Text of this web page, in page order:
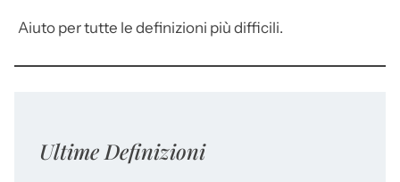
Aiuto per tutte le definizioni più difficili.
Ultime Definizioni